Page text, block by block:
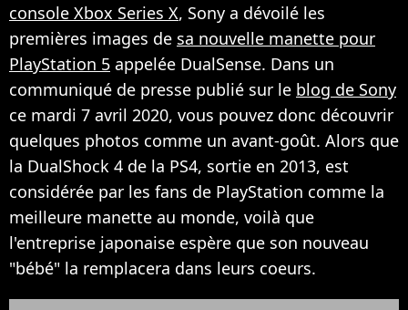
console Xbox Series X, Sony a dévoilé les
premières images de sa nouvelle manette pour
PlayStation 5 appelée DualSense. Dans un
communiqué de presse publié sur le blog de Sony
ce mardi 7 avril 2020, vous pouvez donc découvrir
quelques photos comme un avant-goût. Alors que
la DualShock 4 de la PS4, sortie en 2013, est
considérée par les fans de PlayStation comme la
meilleure manette au monde, voilà que
l'entreprise japonaise espère que son nouveau
"bébé" la remplacera dans leurs coeurs.